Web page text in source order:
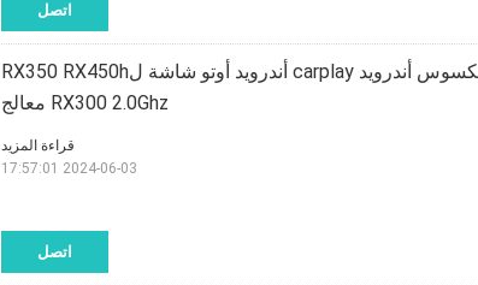
اتصل
أندرويد 8+128GB Lsailt ليكسوس أندرويد carplay أندرويد أوتو شاشة لRX350 RX450h
RX300 2.0Ghz معالج
اتصل
قراءة المزيد
2024-06-03 17:57:01